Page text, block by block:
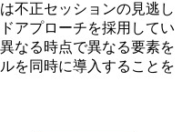
不正セッションの見逃し
アプローチを採用してい
なる時点で異なる要素を
を同時に導入することを